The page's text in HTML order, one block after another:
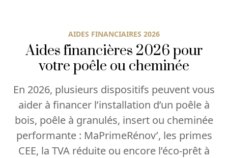
AIDES FINANCIAIRES 2026
Aides financières 2026 pour
votre poêle ou cheminée
En 2026, plusieurs dispositifs peuvent vous
aider à financer l’installation d’un poêle à
bois, poêle à granulés, insert ou cheminée
performante : MaPrimeRénov’, les primes
CEE, la TVA réduite ou encore l’éco-prêt à